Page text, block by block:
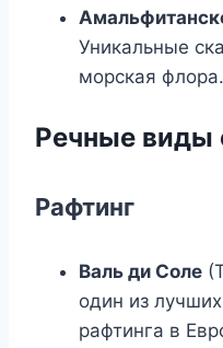
Уникальные
морская флора.
Речные виды
Рафтинг
Валь ди Соле
один из
рафтинга в